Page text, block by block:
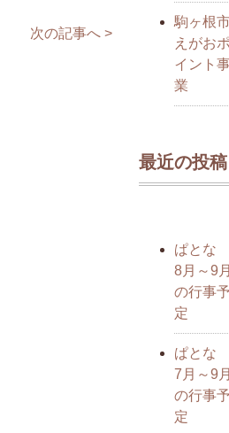
次の記事へ >
駒ヶ根
えがお
イント
業
最近の投稿
ぱと
8月～9
の行事
定
ぱと
7月～9
の行事
定